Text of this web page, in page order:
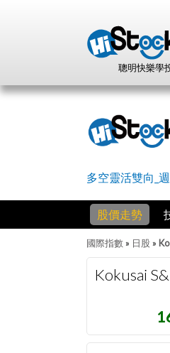
聰明快樂學
多空靈活雙向_
股價走勢
國際指數 » 日股 »
Kokusai